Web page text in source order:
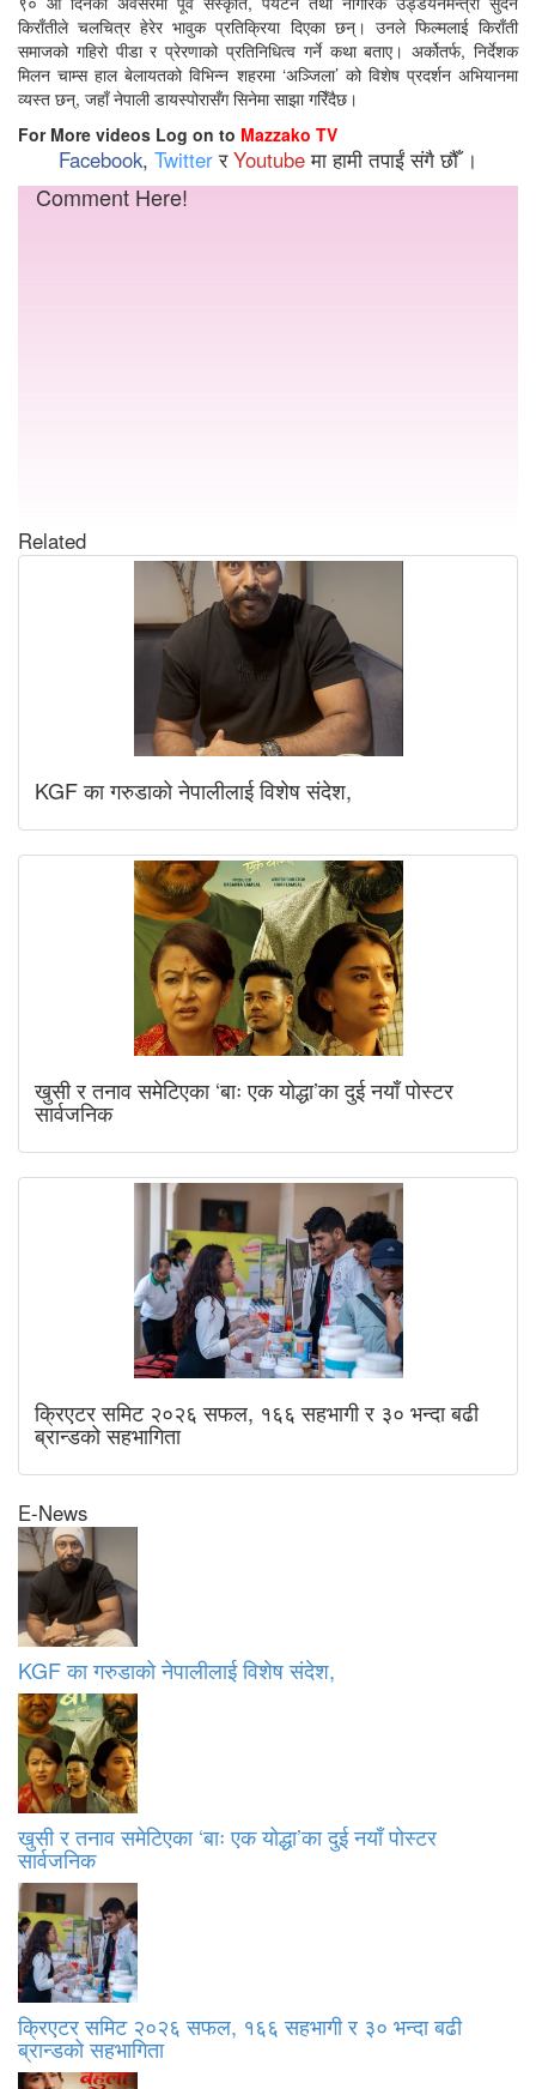
किराँतीले चलचित्र हेरेर भावुक प्रतिक्रिया दिएका छन्। उनले फिल्मलाई किराँती
समाजको गहिरो पीडा र प्रेरणाको प्रतिनिधित्व गर्ने कथा बताए। अर्कोतर्फ, निर्देशक
मिलन चाम्स हाल बेलायतको विभिन्न शहरमा ‘अञ्जिला’ को विशेष प्रदर्शन अभियानमा
व्यस्त छन्, जहाँ नेपाली डायस्पोरासँग सिनेमा साझा गरिँदैछ।
For More videos Log on to Mazzako TV
Facebook, TwitterरYoutubeमा हामी तपाईं संगै छौँ ।
Comment Here!
Related
KGF का गरुडाको नेपालीलाई विशेष संदेश,
खुसी र तनाव समेटिएका ‘बाः एक योद्धा’का दुई नयाँ पोस्टर
सार्वजनिक
क्रिएटर समिट २०२६ सफल, १६६ सहभागी र ३० भन्दा बढी
ब्रान्डको सहभागिता
E-News
KGF का गरुडाको नेपालीलाई विशेष संदेश,
खुसी र तनाव समेटिएका ‘बाः एक योद्धा’का दुई नयाँ पोस्टर
सार्वजनिक
क्रिएटर समिट २०२६ सफल, १६६ सहभागी र ३० भन्दा बढी
ब्रान्डको सहभागिता